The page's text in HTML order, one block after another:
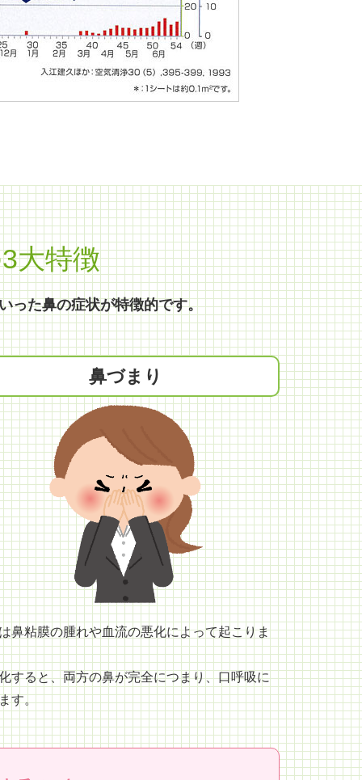
大特徴
った鼻の症状が特徴的です。
鼻づまり
鼻粘膜の腫れや血流の悪化によって起こりま
すると、両方の鼻が完全につまり、口呼吸に
す。